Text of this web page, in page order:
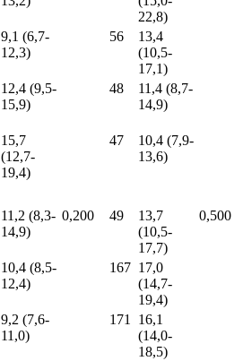
22,8)
9,1 (6,7-
12,3)
56
13,4
(10,5-
17,1)
12,4 (9,5-
15,9)
48
11,4 (8,7-
14,9)
15,7
(12,7-
19,4)
47
10,4 (7,9-
13,6)
11,2 (8,3-
14,9)
0,200 49
13,7
(10,5-
17,7)
0,500
10,4 (8,5-
12,4)
167 17,0
(14,7-
19,4)
9,2 (7,6-
11,0)
171
16,1
(14,0-
18,5)